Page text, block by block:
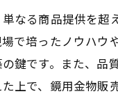
なる商品提供を超
で培ったノウハ
鍵です。また、品
上で、鏡用金物販